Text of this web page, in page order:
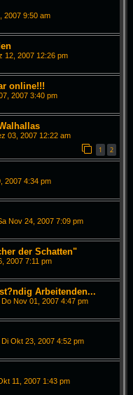
2007 9:50 am
12, 2007 12:26 pm
online!!!
2007 3:40 pm
03, 2007 12:22 am
1 2
2007 4:34 pm
Nov 24, 2007 7:09 pm
der Schatten"
2007 7:11 pm
Arbeitenden...
Do Nov 01, 2007 4:47 pm
Di Okt 23, 2007 4:52 pm
11, 2007 1:43 pm